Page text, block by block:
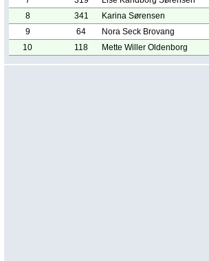
8
341
Karina Sørensen
9
64
Nora Seck Brovang
10
118 Mette Willer Oldenborg